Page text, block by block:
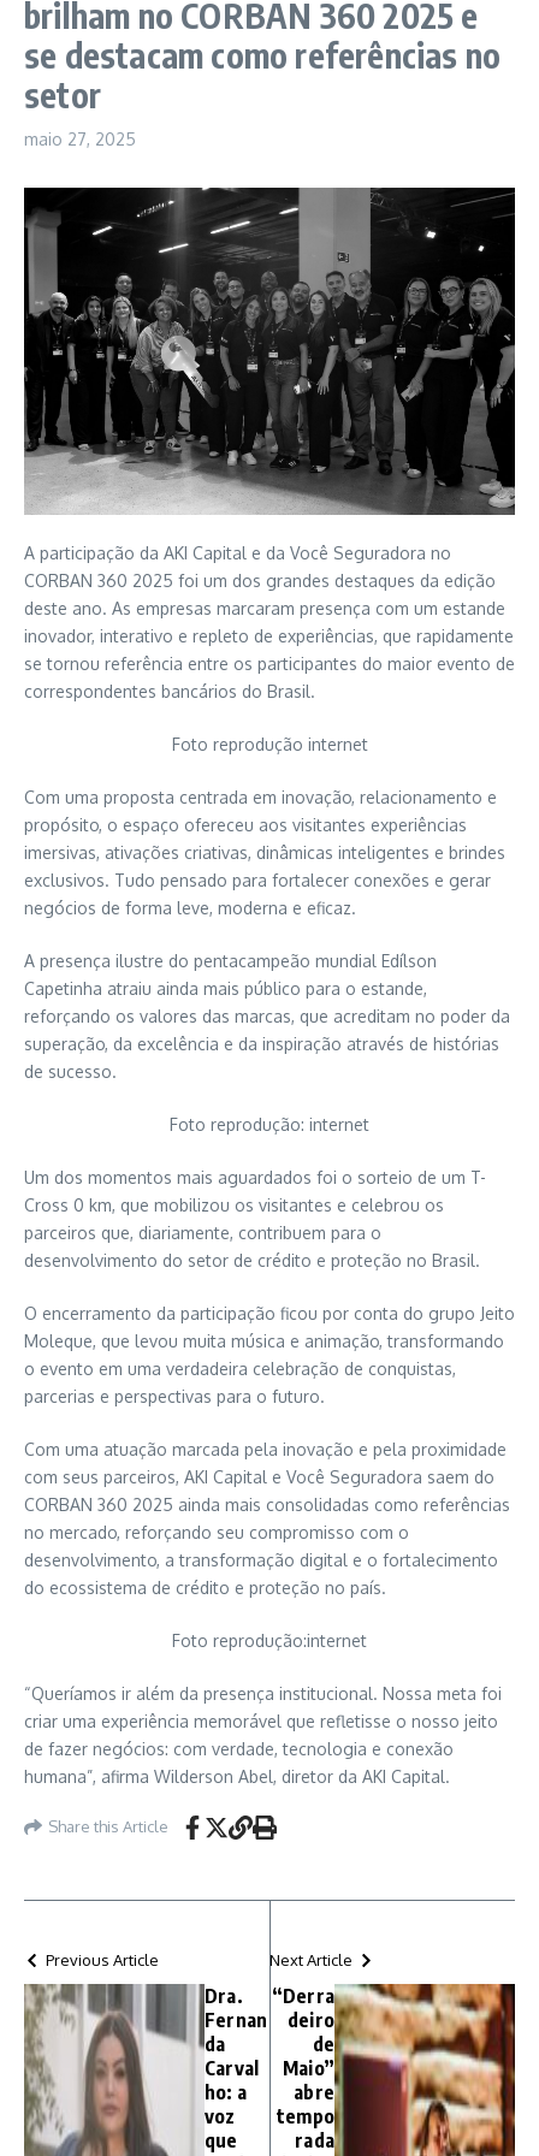
brilham no CORBAN 360 2025 e
se destacam como referências no
setor
maio 27, 2025
A participação da AKI Capital e da Você Seguradora no
CORBAN 360 2025 foi um dos grandes destaques da edição
deste ano. As empresas marcaram presença com um estande
inovador, interativo e repleto de experiências, que rapidamente
se tornou referência entre os participantes do maior evento de
correspondentes bancários do Brasil.
Foto reprodução internet
Com uma proposta centrada em inovação, relacionamento e
propósito, o espaço ofereceu aos visitantes experiências
imersivas, ativações criativas, dinâmicas inteligentes e brindes
exclusivos. Tudo pensado para fortalecer conexões e gerar
negócios de forma leve, moderna e eficaz.
A presença ilustre do pentacampeão mundial Edílson
Capetinha atraiu ainda mais público para o estande,
reforçando os valores das marcas, que acreditam no poder da
superação, da excelência e da inspiração através de histórias
de sucesso.
Foto reprodução: internet
Um dos momentos mais aguardados foi o sorteio de um T-
Cross 0 km, que mobilizou os visitantes e celebrou os
parceiros que, diariamente, contribuem para o
desenvolvimento do setor de crédito e proteção no Brasil.
O encerramento da participação ficou por conta do grupo Jeito
Moleque, que levou muita música e animação, transformando
o evento em uma verdadeira celebração de conquistas,
parcerias e perspectivas para o futuro.
Com uma atuação marcada pela inovação e pela proximidade
com seus parceiros, AKI Capital e Você Seguradora saem do
CORBAN 360 2025 ainda mais consolidadas como referências
no mercado, reforçando seu compromisso com o
desenvolvimento, a transformação digital e o fortalecimento
do ecossistema de crédito e proteção no país.
Foto reprodução:internet
“Queríamos ir além da presença institucional. Nossa meta foi
criar uma experiência memorável que refletisse o nosso jeito
de fazer negócios: com verdade, tecnologia e conexão
humana”, afirma Wilderson Abel, diretor da AKI Capital.
Share this Article
Previous Article
Dra.
Fernan
da
Carval
ho: a
voz
que
Next Article
“Derra
deiro
de
Maio”
abre
tempo
rada